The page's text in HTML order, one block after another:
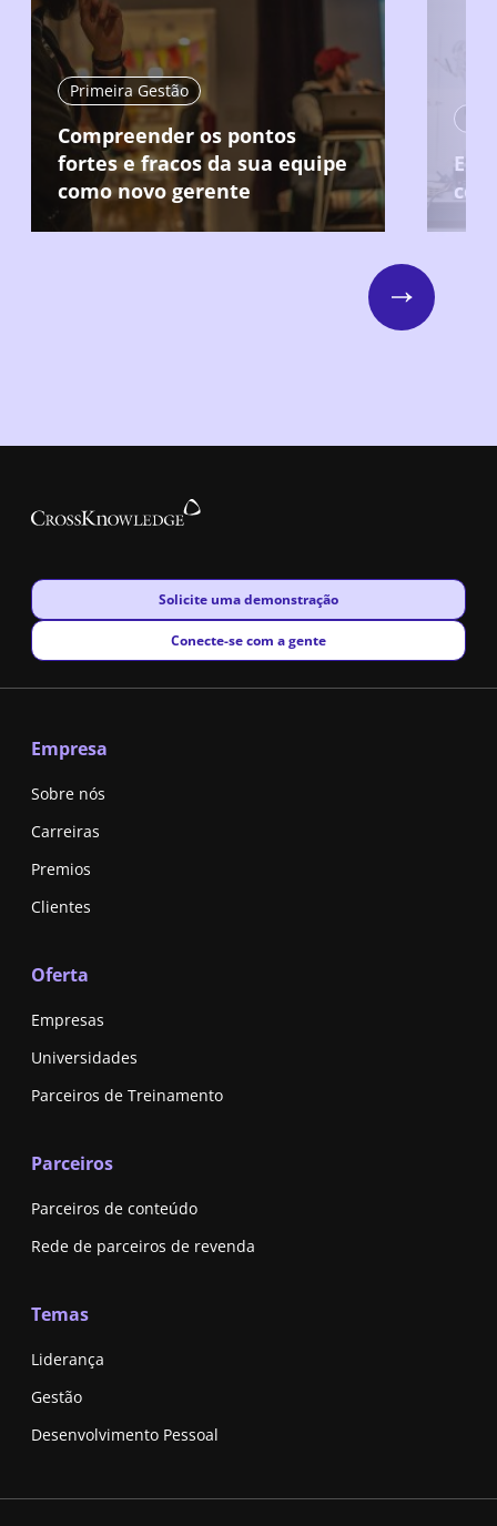
Primeira Gestão
Compreender os pontos
fortes e fracos da sua equipe
como novo gerente
Next
New window
Solicite uma demonstração
New window
Conecte-se com a gente
Empresa
Sobre nós
Carreiras
Premios
Clientes
Oferta
Empresas
Universidades
Parceiros de Treinamento
Parceiros
Parceiros de conteúdo
Rede de parceiros de revenda
Temas
Liderança
Gestão
Desenvolvimento Pessoal